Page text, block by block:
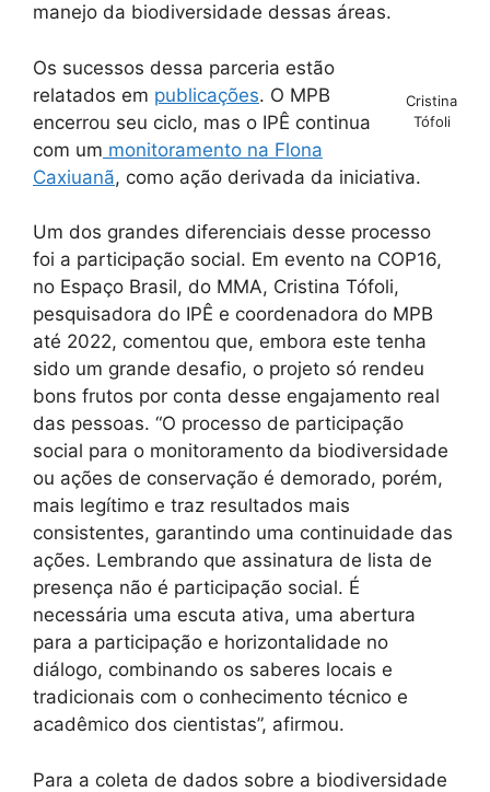
manejo da biodiversidade dessas áreas.
Cristina
Tófoli
Os sucessos dessa parceria estão
relatados em publicações. O MPB
encerrou seu ciclo, mas o IPÊ continua
com um monitoramento na Flona
Caxiuanã, como ação derivada da iniciativa.
Um dos grandes diferenciais desse processo
foi a participação social. Em evento na COP16,
no Espaço Brasil, do MMA, Cristina Tófoli,
pesquisadora do IPÊ e coordenadora do MPB
até 2022, comentou que, embora este tenha
sido um grande desafio, o projeto só rendeu
bons frutos por conta desse engajamento real
das pessoas. “O processo de participação
social para o monitoramento da biodiversidade
ou ações de conservação é demorado, porém,
mais legítimo e traz resultados mais
consistentes, garantindo uma continuidade das
ações. Lembrando que assinatura de lista de
presença não é participação social. É
necessária uma escuta ativa, uma abertura
para a participação e horizontalidade no
diálogo, combinando os saberes locais e
tradicionais com o conhecimento técnico e
acadêmico dos cientistas”, afirmou.
Para a coleta de dados sobre a biodiversidade